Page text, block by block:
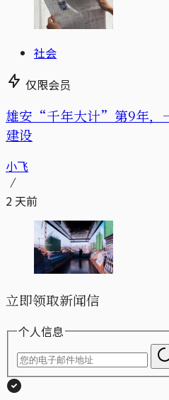
社会
仅限会员
雄安“千年大计”第9年，
建设
小飞
2 天前
立即领取新闻信
个人信息